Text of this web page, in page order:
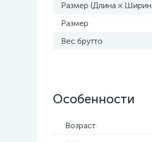
Размер (Длина ×
Размер
Вес брутто
Особенности
Возраст